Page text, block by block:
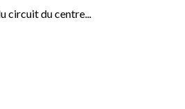
circuit du centre...